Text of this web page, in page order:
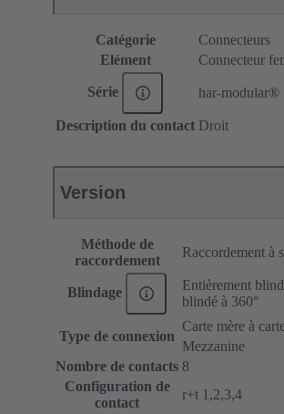
Catégorie
Connecteurs
Elément
Connecteur
Série har-modular®
Description du contact Droit
Version
Méthode de
raccordement
Raccordement à
Blindage
Entièrement
blindé à 360°
Type de connexion
Carte mère à
Mezzanine
Nombre de contacts 8
Configuration de
contact
r+t 1,2,3,4